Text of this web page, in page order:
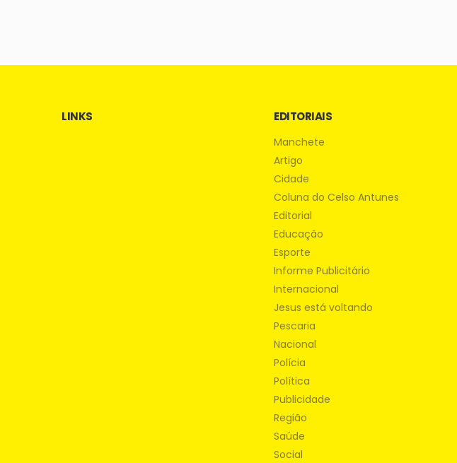
LINKS EDITORIAIS
Manchete
Artigo
Cidade
Coluna do Celso Antunes
Editorial
Educação
Esporte
Informe Publicitário
Internacional
Jesus está voltando
Pescaria
Nacional
Polícia
Política
Publicidade
Região
Saúde
Social